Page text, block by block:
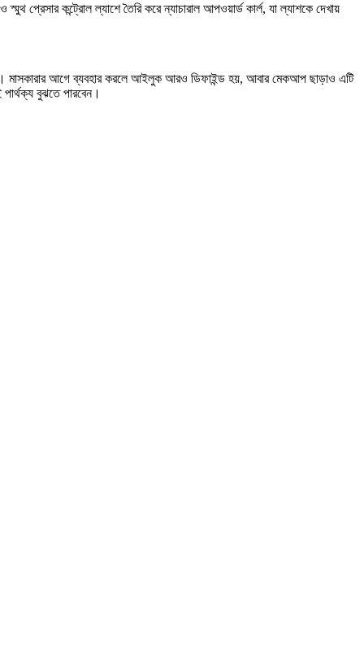
প্রেসার কন্ট্রোল ল্যাশে তৈরি করে ন্যাচারাল আপওয়ার্ড কার্ল, যা ল্যাশকে দেখায়
মাসকারার আগে ব্যবহার করলে আইলুক আরও ডিফাইন্ড হয়, আবার মেকআপ ছাড়াও এটি
বুঝতে পারবেন।